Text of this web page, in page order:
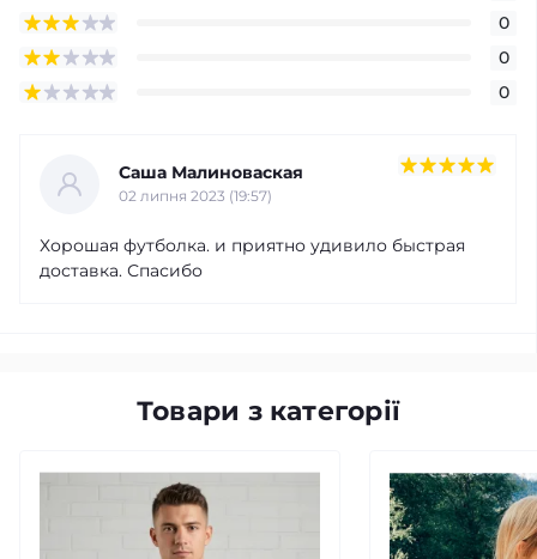
0
0
0
Саша Малиноваская
02 липня 2023 (19:57)
Хорошая футболка. и приятно удивило быстрая
доставка. Спасибо
Товари з категорії